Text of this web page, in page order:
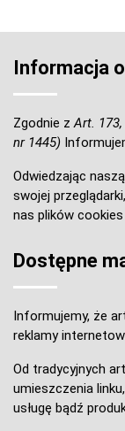
Informacja
Zgodnie z Art. 173,
nr 1445)
Odwiedzając
swojej
nas plików
Dostępne
Informujemy, że
reklamy
Od tradycyjnych
umieszczenia
usługę bądź